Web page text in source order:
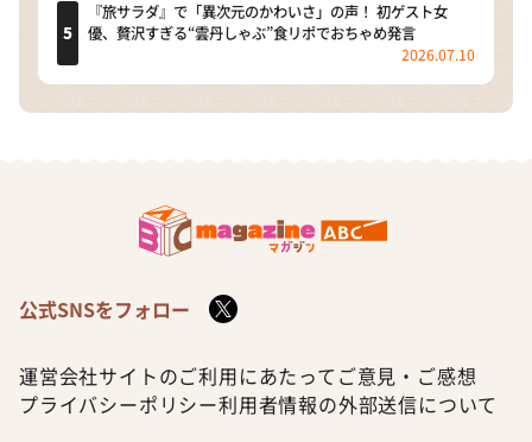
『旅サラダ』で「異次元のかわいさ」の声！ 初ゲスト女
優、贅沢すぎる“雲丹しゃぶ”食リポでおちゃめ発言
2026.07.10
公式SNSをフォロー
運営会社サイトのご利用にあたって ご意見・ご感想
プライバシーポリシー利用者情報の外部送信について